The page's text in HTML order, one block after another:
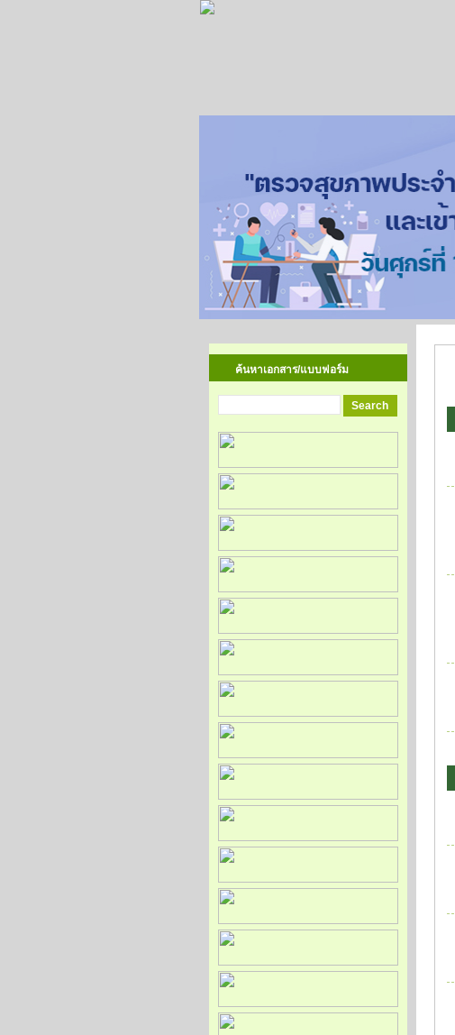
ค้นหาเอกสาร/แบบฟอร์ม